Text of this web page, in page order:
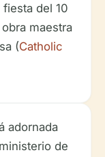
del 10
maestra
(Catholic
adornada
de